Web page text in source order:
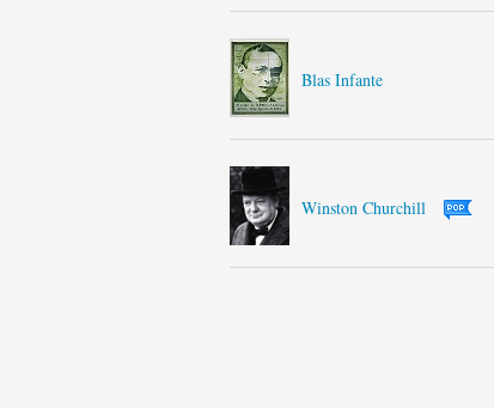
Blas Infante
Winston Churchill